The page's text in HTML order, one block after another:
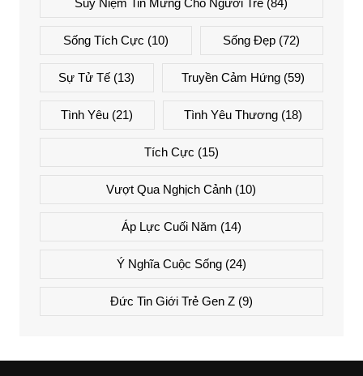
Suy Niệm Tin Mừng Cho Người Trẻ (84)
Sống Tích Cực (10) Sống Đẹp (72)
Sự Tử Tế (13) Truyền Cảm Hứng(59)
Tình Yêu (21) Tình Yêu Thương(18)
Tích Cực (15)
Vượt Qua Nghịch Cảnh (10)
Áp Lực Cuối Năm (14)
Ý Nghĩa Cuộc Sống(24)
Đức Tin Giới Trẻ Gen Z(9)